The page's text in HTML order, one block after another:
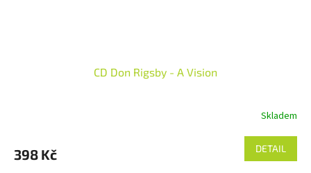
CD Don Rigsby - A Vision
Skladem
398 Kč DETAIL